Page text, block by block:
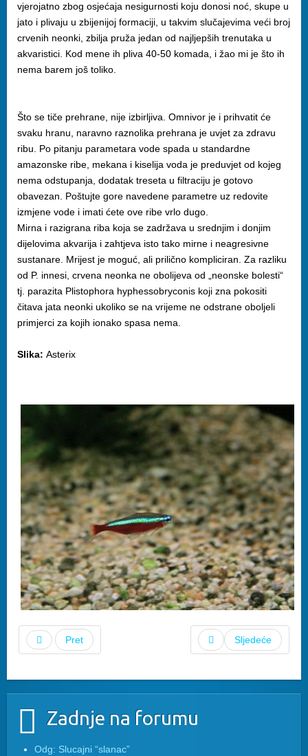
vjerojatno zbog osjećaja nesigurnosti koju donosi noć, skupe u
jato i plivaju u zbijenijoj formaciji, u takvim slučajevima veći broj
crvenih neonki, zbilja pruža jedan od najljepših trenutaka u
akvaristici. Kod mene ih pliva 40-50 komada, i žao mi je što ih
nema barem još toliko.
Što se tiče prehrane, nije izbirljiva. Omnivor je i prihvatit će
svaku hranu, naravno raznolika prehrana je uvjet za zdravu
ribu. Po pitanju parametara vode spada u standardne
amazonske ribe, mekana i kiselija voda je preduvjet od kojeg
nema odstupanja, dodatak treseta u filtraciju je gotovo
obavezan. Poštujte gore navedene parametre uz redovite
izmjene vode i imati ćete ove ribe vrlo dugo.
Mirna i razigrana riba koja se zadržava u srednjim i donjim
dijelovima akvarija i zahtjeva isto tako mirne i neagresivne
sustanare. Mrijest je moguć, ali prilično kompliciran. Za razliku
od P. innesi, crvena neonka ne obolijeva od „neonske bolesti“
tj. parazita Plistophora hyphessobryconis koji zna pokositi
čitava jata neonki ukoliko se na vrijeme ne odstrane oboljeli
primjerci za kojih ionako spasa nema.
Slika: Asterix
Pret Sljedeće
Zadnje na forumu
Odg: Slucajni “slanac”